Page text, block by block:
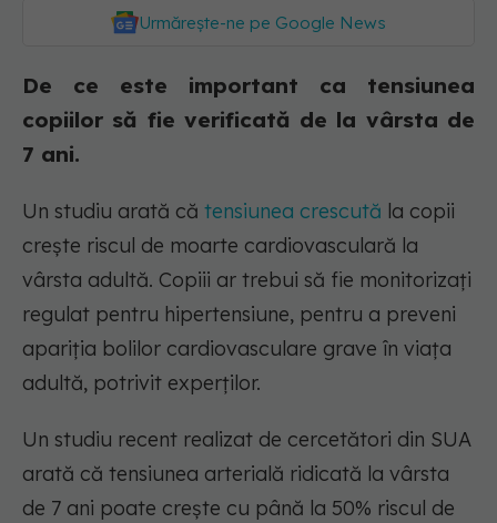
Urmărește-ne pe Google News
De ce este important ca tensiunea
copiilor să fie verificată de la vârsta de
7 ani.
Un studiu arată că tensiunea crescută la copii
crește riscul de moarte cardiovasculară la
vârsta adultă. Copiii ar trebui să fie monitorizați
regulat pentru hipertensiune, pentru a preveni
apariția bolilor cardiovasculare grave în viața
adultă, potrivit experților.
Un studiu recent realizat de cercetători din SUA
arată că tensiunea arterială ridicată la vârsta
de 7 ani poate crește cu până la 50% riscul de